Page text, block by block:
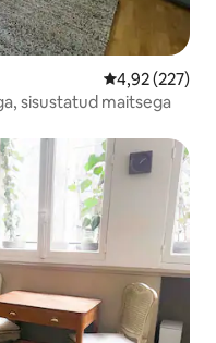
Keskmine
4,92 (227)
sisustatud maitsega